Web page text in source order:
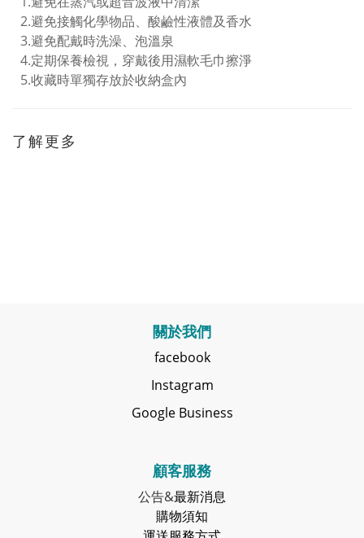
2.避免接觸化學物品、酸鹼性液體及香水
3.避免配戴時洗澡、泡溫泉
4.定期保養檢視，穿戴後用濕軟毛巾擦淨
5.收藏時單獨存放於收納盒內
了解更多
關於我們
facebook
Instagram
Google Business
顧客服務
公告&最新消息
購物須知